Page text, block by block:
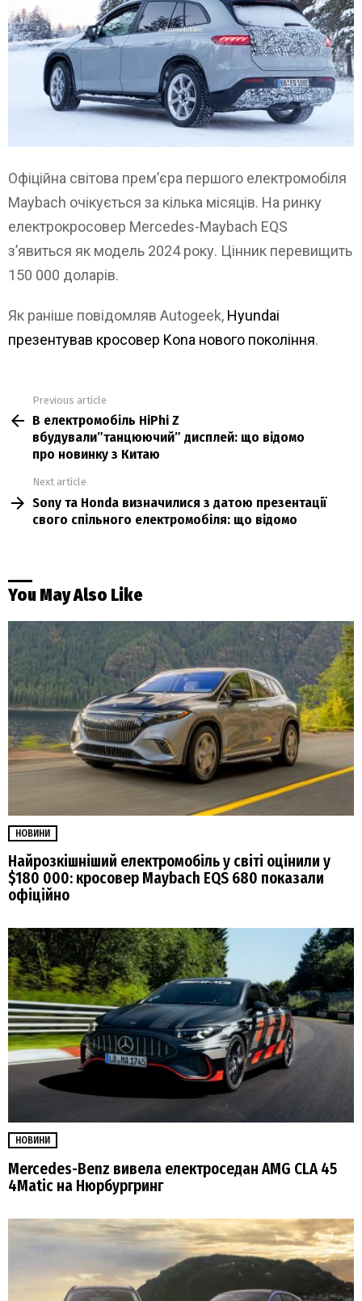
Офіційна світова прем’єра першого електромобіля
Maybach очікується за кілька місяців. На ринку
електрокросовер Mercedes-Maybach EQS
з’явиться як модель 2024 року. Цінник перевищить
150 000 доларів.
Як раніше повідомляв Autogeek, Hyundai
презентував кросовер Kona нового покоління.
more
Previous article
В електромобіль HiPhi Z
вбудували”танцюючий” дисплей: що відомо
про новинку з Китаю
Next article
Sony та Honda визначилися з датою презентації
свого спільного електромобіля: що відомо
You May Also Like
НОВИНИ
Найрозкішніший електромобіль у світі оцінили у
$180 000: кросовер Maybach EQS 680 показали
офіційно
НОВИНИ
Mercedes-Benz вивела електроседан AMG CLA 45
4Matic на Нюрбургринг